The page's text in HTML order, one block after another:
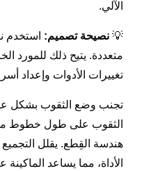
الآلي.
💡 نصيحة تصميم: استخدم
متعددة. يتيح ذلك للمورد
تغييرات الأدوات وإعداد
تجنب وضع الثقوب بشكل
الثقوب على طول خطوط
هندسة القِطع. يقلل
الأداة، مما يساعد